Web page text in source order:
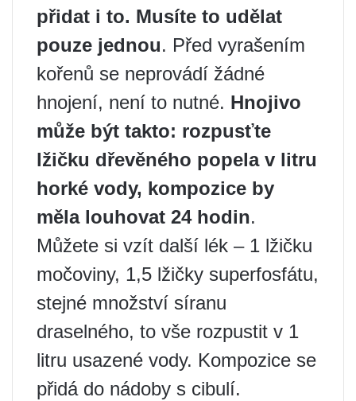
přidat i to. Musíte to udělat
pouze jednou. Před vyrašením
kořenů se neprovádí žádné
hnojení, není to nutné. Hnojivo
může být takto: rozpusťte
lžičku dřevěného popela v litru
horké vody, kompozice by
měla louhovat 24 hodin.
Můžete si vzít další lék – 1 lžičku
močoviny, 1,5 lžičky superfosfátu,
stejné množství síranu
draselného, ​​to vše rozpustit v 1
litru usazené vody. Kompozice se
přidá do nádoby s cibulí.